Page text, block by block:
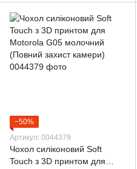
−50%
Артикул: 0044379
Чохол силіконовий Soft
Touch з 3D принтом для